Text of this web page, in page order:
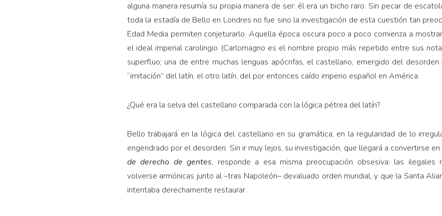
alguna manera resumía su propia manera de ser: él era un bicho raro. Sin pecar de
toda la estadía de Bello en Londres no fue sino la investigación de esta cuestión tan
Edad Media permiten conjeturarlo. Aquella época oscura poco a poco comienza a
el ideal imperial carolingio (Carlomagno es el nombre propio más repetido entre sus
superfluo; una de entre muchas lenguas apócrifas, el castellano, emergido del
“imitación” del latín, el otro latín, del por entonces caído imperio español en América.
¿Qué era la selva del castellano comparada con la lógica pétrea del latín?
Bello trabajará en la lógica del castellano en su gramática, en la regularidad de lo
engendrado por el desorden. Sin ir muy lejos, su investigación, que llegará a convertirse
de derecho de gentes, responde a esa misma preocupación obsesiva: las ilegales
volverse armónicas junto al –tras Napoleón– de­valuado orden mundial, y que la Santa
intentaba derechamente restaurar.